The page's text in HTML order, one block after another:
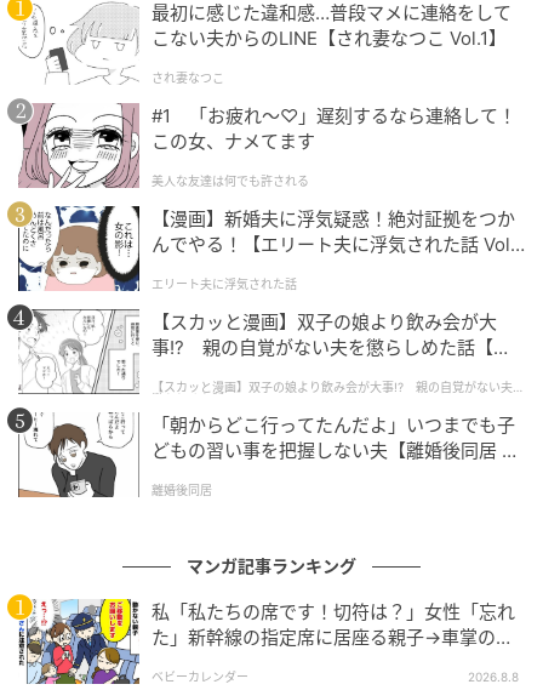
出典：select.mamastar.jp
出典：select.mamastar.jp
【編集部コメント】
最初に感じた違和感…普段マメに連絡をして
こない夫からのLINE【され妻なつこ Vol.1】
され妻なつこ
#1 「お疲れ〜♡」遅刻するなら連絡して！
この女、ナメてます
美人な友達は何でも許される
【漫画】新婚夫に浮気疑惑！絶対証拠をつか
んでやる！【エリート夫に浮気された話 Vol.
エリート夫に浮気された話
【スカッと漫画】双子の娘より飲み会が大
事!? 親の自覚がない夫を懲らしめた話【第1
【スカッと漫画】双子の娘より飲み会が大事!? 親の自覚がない夫を
懲らしめた話
「朝からどこ行ってたんだよ」いつまでも子
どもの習い事を把握しない夫【離婚後同居 Vo
離婚後同居
マンガ記事ランキング
私「私たちの席です！切符は？」女性「忘れ
た」新幹線の指定席に居座る親子→車掌の注
ベビーカレンダー 2026.8.8